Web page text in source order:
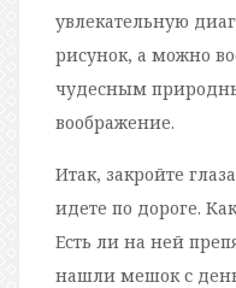
увлекательную
рисунок, а можно
чудесным
воображение.
Итак, закройте
идете по дороге.
Есть ли на ней
нашли мешок с